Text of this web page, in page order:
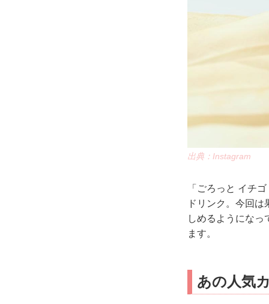
出典：Instagram
「ごろっと イチ
ドリンク。今回
しめるようにな
ます。
あの人気